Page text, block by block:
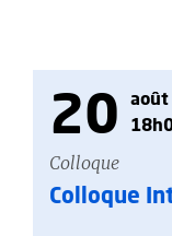
20
août
Colloque
Colloque